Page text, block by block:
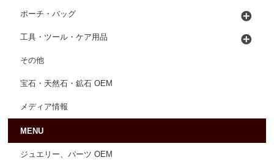
ポーチ・バッグ
工具・ツール・ケア用品
その他
宝石・天然石・鉱石 OEM
メディア情報
MENU
ジュエリー、パーツ OEM